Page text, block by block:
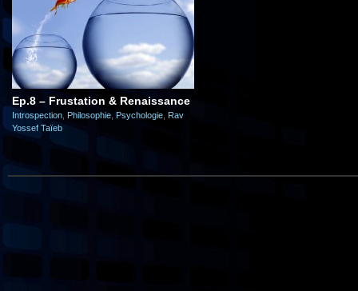
Ep.8 – Frustation & Renaissance
Introspection Philosophie Psychologie Rav
Yossef Taïeb